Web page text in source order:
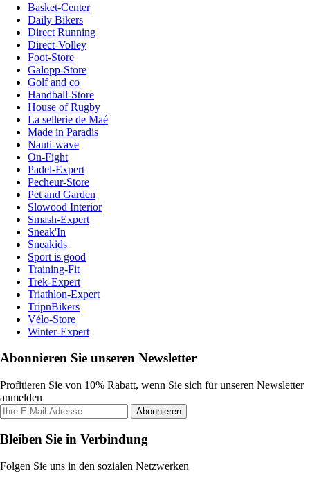
Basket-Center
Daily Bikers
Direct Running
Direct-Volley
Foot-Store
Galopp-Store
Golf and co
Handball-Store
House of Rugby
La sellerie de Maé
Made in Paradis
Nauti-wave
On-Fight
Padel-Expert
Pecheur-Store
Pet and Garden
Slowood Interior
Smash-Expert
Sneak'In
Sneakids
Sport is good
Training-Fit
Trek-Expert
Triathlon-Expert
TripnBikers
Vélo-Store
Winter-Expert
Abonnieren Sie unseren Newsletter
Profitieren Sie von 10% Rabatt, wenn Sie sich für unseren Newsletter
anmelden
Abonnieren
Bleiben Sie in Verbindung
Folgen Sie uns in den sozialen Netzwerken